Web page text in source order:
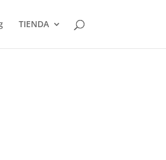
TIENDA